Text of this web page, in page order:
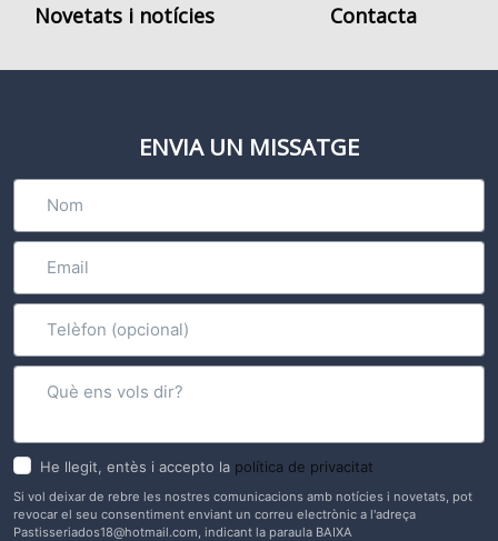
Novetats i notícies Contacta
ENVIA UN MISSATGE
He llegit, entès i accepto la política de privacitat
Si vol deixar de rebre les nostres comunicacions amb notícies i novetats, pot
revocar el seu consentiment enviant un correu electrònic a l'adreça
Pastisseriados18@hotmail.com , indicant la paraula BAIXA